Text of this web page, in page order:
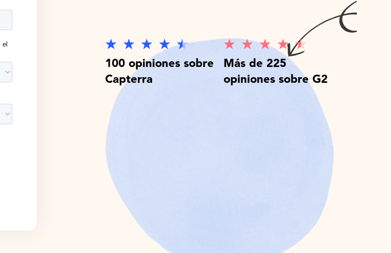
100 opiniones sobre
Capterra
Más de 225
opiniones sobre G2